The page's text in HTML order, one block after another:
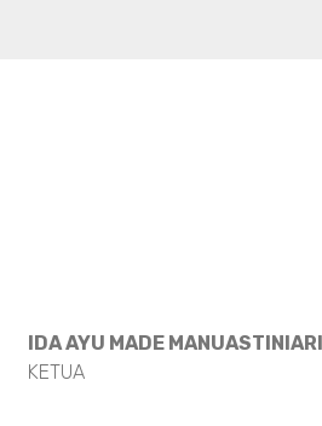
IDA AYU MADE
KETUA